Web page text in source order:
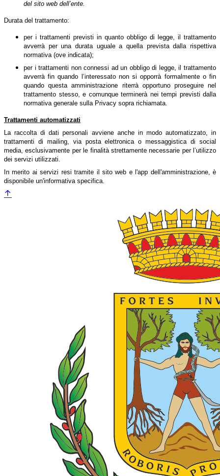
del sito web dell’ente.
Durata del trattamento:
per i trattamenti previsti in quanto obbligo di legge, il trattamento
avverrà per una durata uguale a quella prevista dalla rispettiva
normativa (ove indicata);
per i trattamenti non connessi ad un obbligo di legge, il trattamento
avverrà fin quando l’interessato non si opporrà formalmente o fin
quando questa amministrazione riterrà opportuno proseguire nel
trattamento stesso, e comunque terminerà nei tempi previsti dalla
normativa generale sulla Privacy sopra richiamata.
Trattamenti automatizzati
La raccolta di dati personali avviene anche in modo automatizzato, in
trattamenti di mailing, via posta elettronica o messaggistica di social
media, esclusivamente per le finalità strettamente necessarie per l’utilizzo
dei servizi utilizzati.
In merito ai servizi resi tramite il sito web e l'app dell'amministrazione, è
disponibile un'informativa specifica.